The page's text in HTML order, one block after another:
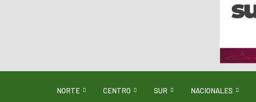
NORTE CENTRO SUR NACIONALES